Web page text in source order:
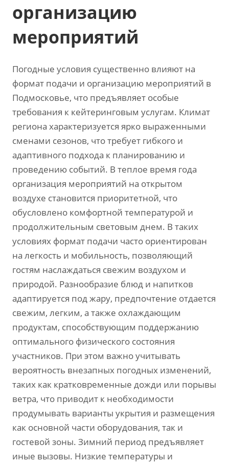
организацию
мероприятий
Погодные условия существенно влияют на
формат подачи и организацию мероприятий в
Подмосковье‚ что предъявляет особые
требования к кейтеринговым услугам. Климат
региона характеризуется ярко выраженными
сменами сезонов‚ что требует гибкого и
адаптивного подхода к планированию и
проведению событий. В теплое время года
организация мероприятий на открытом
воздухе становится приоритетной‚ что
обусловлено комфортной температурой и
продолжительным световым днем. В таких
условиях формат подачи часто ориентирован
на легкость и мобильность‚ позволяющий
гостям наслаждаться свежим воздухом и
природой. Разнообразие блюд и напитков
адаптируется под жару‚ предпочтение отдается
свежим‚ легким‚ а также охлаждающим
продуктам‚ способствующим поддержанию
оптимального физического состояния
участников. При этом важно учитывать
вероятность внезапных погодных изменений‚
таких как кратковременные дожди или порывы
ветра‚ что приводит к необходимости
продумывать варианты укрытия и размещения
как основной части оборудования‚ так и
гостевой зоны. Зимний период предъявляет
иные вызовы. Низкие температуры и